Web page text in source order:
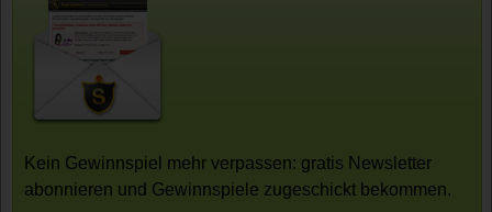
Kein Gewinnspiel mehr verpassen: gratis Newsletter
abonnieren und Gewinnspiele zugeschickt bekommen.